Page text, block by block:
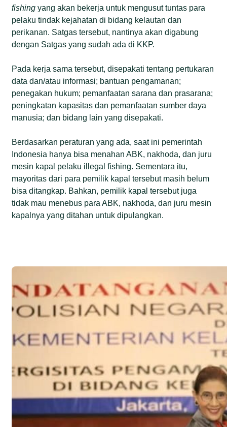
fishing yang akan bekerja untuk mengusut tuntas para
pelaku tindak kejahatan di bidang kelautan dan
perikanan. Satgas tersebut, nantinya akan digabung
dengan Satgas yang sudah ada di KKP.
Pada kerja sama tersebut, disepakati tentang pertukaran
data dan/atau informasi; bantuan pengamanan;
penegakan hukum; pemanfaatan sarana dan prasarana;
peningkatan kapasitas dan pemanfaatan sumber daya
manusia; dan bidang lain yang disepakati.
Berdasarkan peraturan yang ada, saat ini pemerintah
Indonesia hanya bisa menahan ABK, nakhoda, dan juru
mesin kapal pelaku illegal fishing. Sementara itu,
mayoritas dari para pemilik kapal tersebut masih belum
bisa ditangkap. Bahkan, pemilik kapal tersebut juga
tidak mau menebus para ABK, nakhoda, dan juru mesin
kapalnya yang ditahan untuk dipulangkan.